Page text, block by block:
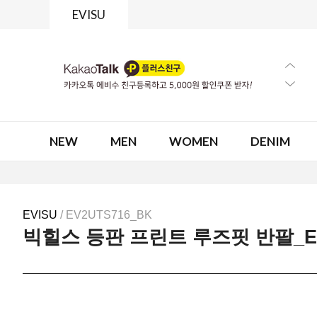
EVISU
NEW MEN WOMEN DENIM
EVISU / EV2UTS716_BK
빅힐스 등판 프린트 루즈핏 반팔